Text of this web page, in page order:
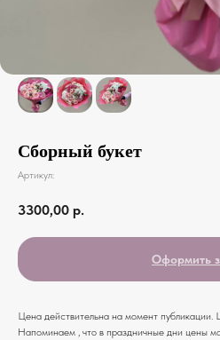
Сборный букет
Артикул:
3300,00 р.
Оформить
Цена действительна на момент публикации.
Напоминаем , что в праздничные дни цены